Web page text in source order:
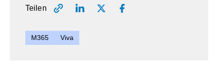
Teilen
M365 Viva